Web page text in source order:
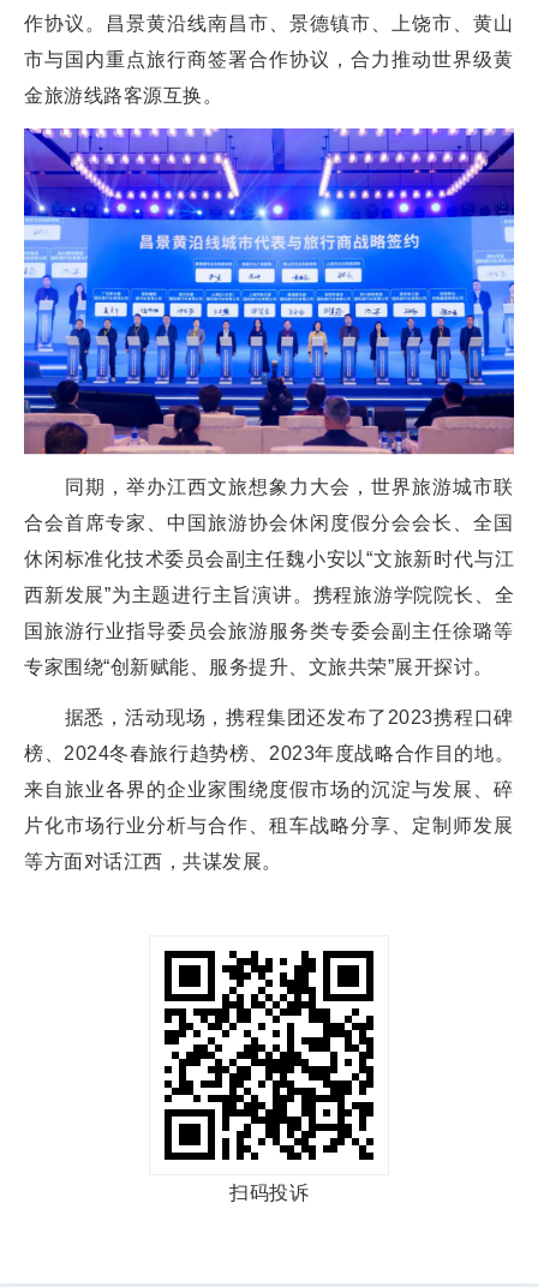
作协议。昌景黄沿线南昌市、景德镇市、上饶市、黄山
市与国内重点旅行商签署合作协议，合力推动世界级黄
金旅游线路客源互换。
同期，举办江西文旅想象力大会，世界旅游城市联
合会首席专家、中国旅游协会休闲度假分会会长、全国
休闲标准化技术委员会副主任魏小安以“文旅新时代与江
西新发展”为主题进行主旨演讲。携程旅游学院院长、全
国旅游行业指导委员会旅游服务类专委会副主任徐璐等
专家围绕“创新赋能、服务提升、文旅共荣”展开探讨。
据悉，活动现场，携程集团还发布了2023携程口碑
榜、2024冬春旅行趋势榜、2023年度战略合作目的地。
来自旅业各界的企业家围绕度假市场的沉淀与发展、碎
片化市场行业分析与合作、租车战略分享、定制师发展
等方面对话江西，共谋发展。
扫码投诉